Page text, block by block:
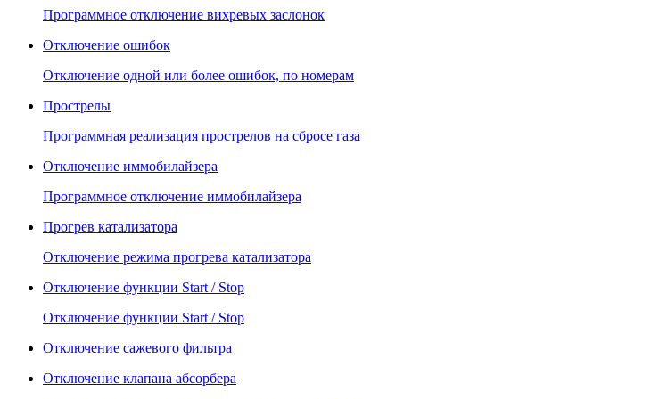
Программное отключение вихревых заслонок
Отключение ошибок
Отключение одной или более ошибок, по номерам
Прострелы
Программная реализация прострелов на сбросе газа
Отключение иммобилайзера
Программное отключение иммобилайзера
Прогрев катализатора
Отключение режима прогрева катализатора
Отключение функции Start / Stop
Отключение функции Start / Stop
Отключение сажевого фильтра
Отключение клапана абсорбера